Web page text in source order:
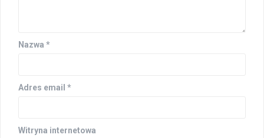
Nazwa *
Adres email *
Witryna internetowa